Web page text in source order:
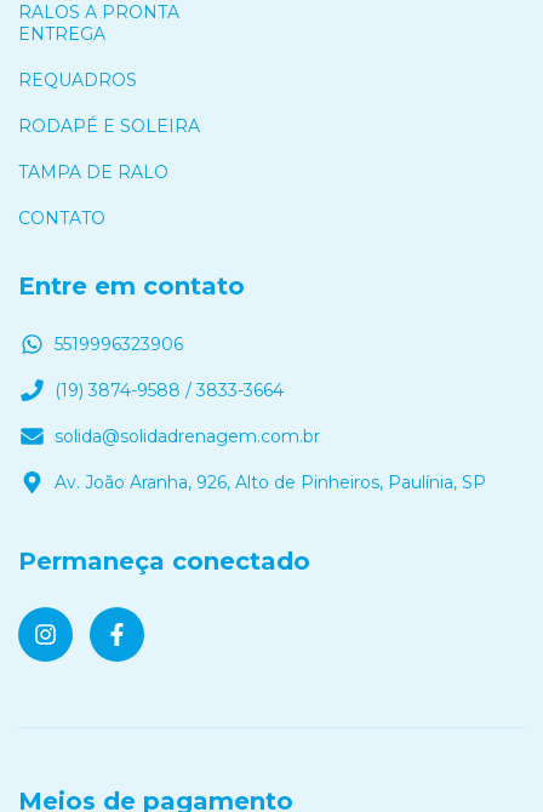
RALOS A PRONTA
ENTREGA
REQUADROS
RODAPÉ E SOLEIRA
TAMPA DE RALO
CONTATO
Entre em contato
5519996323906
(19) 3874-9588 / 3833-3664
solida@solidadrenagem.com.br
Av. João Aranha, 926, Alto de Pinheiros, Paulínia, SP
Permaneça conectado
Meios de pagamento